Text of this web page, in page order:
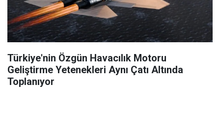
Türkiye'nin Özgün Havacılık Motoru
Geliştirme Yetenekleri Aynı Çatı Altında
Toplanıyor